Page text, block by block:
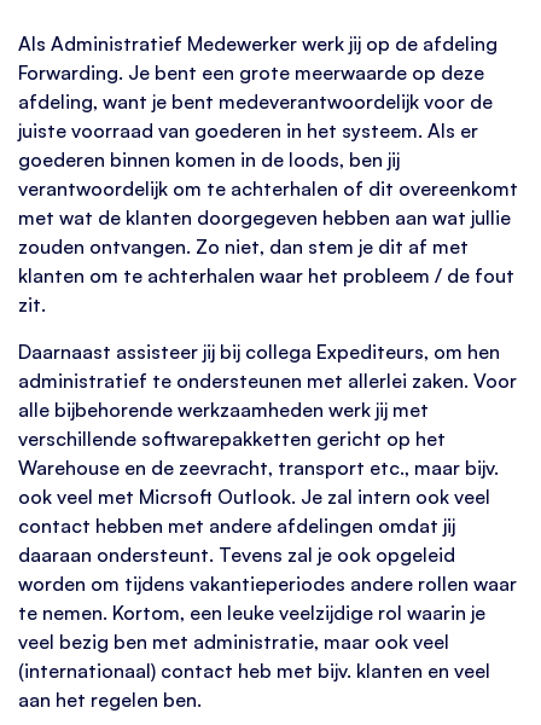
Als Administratief Medewerker werk jij op de afdeling
Forwarding. Je bent een grote meerwaarde op deze
afdeling, want je bent medeverantwoordelijk voor de
juiste voorraad van goederen in het systeem. Als er
goederen binnen komen in de loods, ben jij
verantwoordelijk om te achterhalen of dit overeenkomt
met wat de klanten doorgegeven hebben aan wat jullie
zouden ontvangen. Zo niet, dan stem je dit af met
klanten om te achterhalen waar het probleem / de fout
zit.
Daarnaast assisteer jij bij collega Expediteurs, om hen
administratief te ondersteunen met allerlei zaken. Voor
alle bijbehorende werkzaamheden werk jij met
verschillende softwarepakketten gericht op het
Warehouse en de zeevracht, transport etc., maar bijv.
ook veel met Micrsoft Outlook. Je zal intern ook veel
contact hebben met andere afdelingen omdat jij
daaraan ondersteunt. Tevens zal je ook opgeleid
worden om tijdens vakantieperiodes andere rollen waar
te nemen. Kortom, een leuke veelzijdige rol waarin je
veel bezig ben met administratie, maar ook veel
(internationaal) contact heb met bijv. klanten en veel
aan het regelen ben.